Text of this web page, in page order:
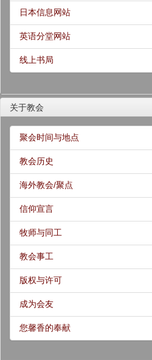
日本信息网站
英语分堂网站
线上书局
关于教会
聚会时间与地点
教会历史
海外教会/聚点
信仰宣言
牧师与同工
教会事工
版权与许可
成为会友
您馨香的奉献